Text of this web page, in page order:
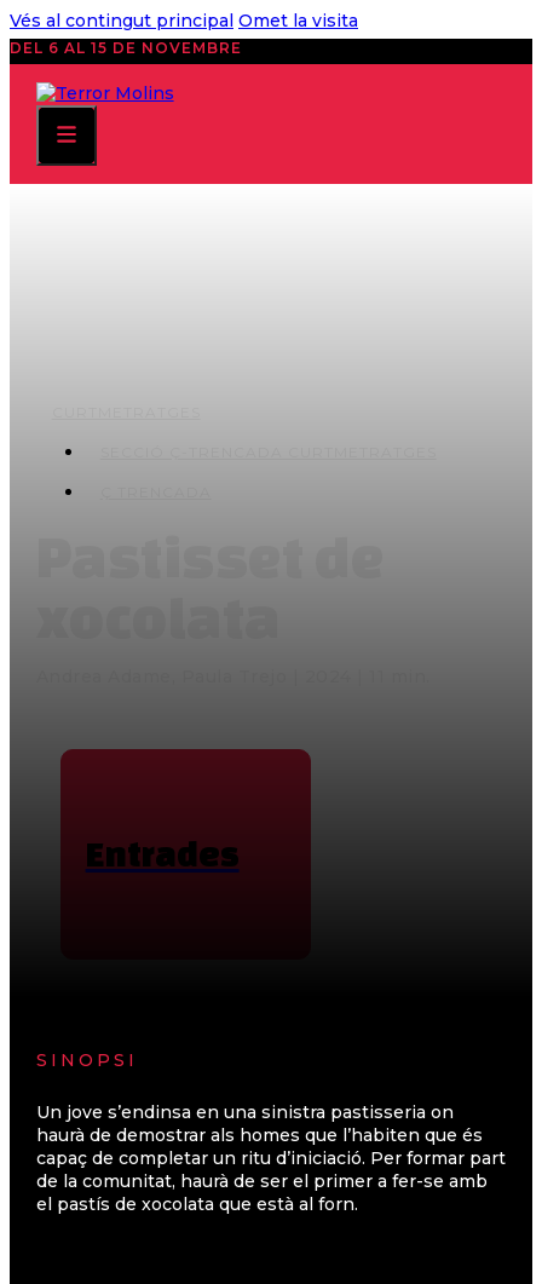
Vés al contingut principal Omet la visita
DEL 6 AL 15 DE NOVEMBRE
Entrades
SINOPSI
Un jove s’endinsa en una sinistra pastisseria on
haurà de demostrar als homes que l’habiten que és
capaç de completar un ritu d’iniciació. Per formar part
de la comunitat, haurà de ser el primer a fer-se amb
el pastís de xocolata que està al forn.